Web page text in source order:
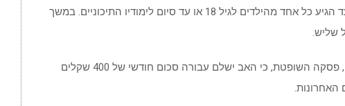
עוד קבעה השופטת תשלומי המזונות ישולמו עד הגיע כל אחד מהילדים לגיל 18 או עד סיום לימודיו התיכוניים. במשך
שליש.
באשר לבת הבכורה, שכבר סיימה שירות צבאי, פסקה השופטת, כי האב ישלם עבורה סכום חודשי של 400 שקלים
האחרונות.